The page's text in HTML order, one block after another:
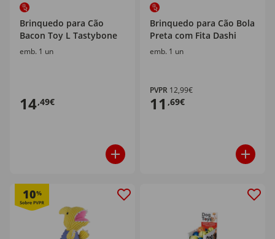
Brinquedo para Cão
Bacon Toy L Tastybone
emb. 1 un
14,49€
Brinquedo para Cão Bola
Preta com Fita Dashi
emb. 1 un
PVPR 12,99€
11 ,69€
10%